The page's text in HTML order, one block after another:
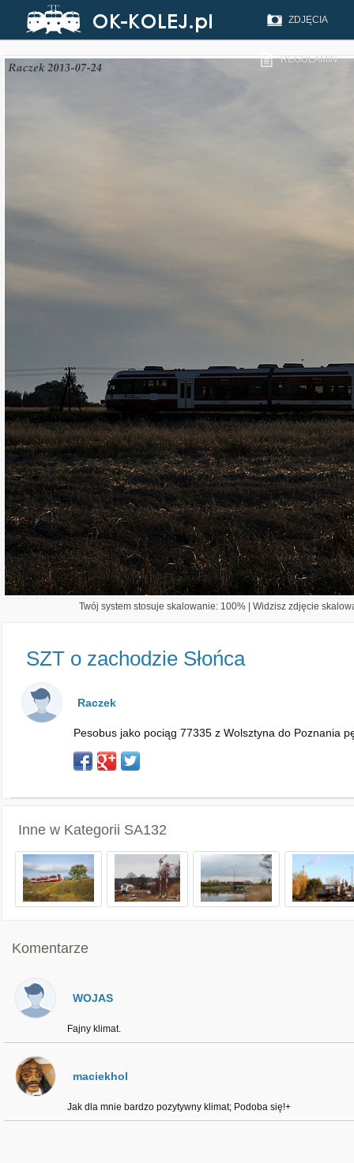
ZDJĘCIA
REGULAMIN
Twój system stosuje skalowanie: 100% | Widzisz zdjęcie
SZT o zachodzie Słońca
Raczek
Pesobus jako pociąg 77335 z Wolsztyna do Poznania
Inne w Kategorii SA132
Komentarze
WOJAS
Fajny klimat.
maciekhol
Jak dla mnie bardzo pozytywny klimat; Podoba się!+